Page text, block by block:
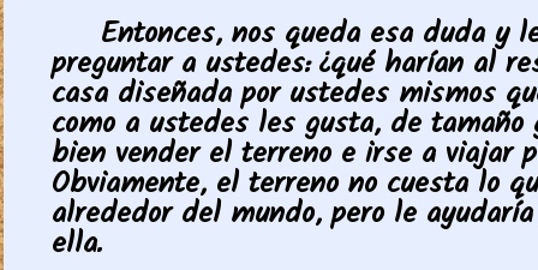
Entonces, nos queda esa duda y
preguntar a ustedes: ¿qué harían al
casa diseñada por ustedes mismos
como a ustedes les gusta, de tamaño
bien vender el terreno e irse a viajar
Obviamente, el terreno no cuesta lo
alrededor del mundo, pero le
ella.